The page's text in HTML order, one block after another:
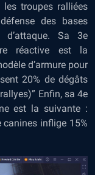
les troupes ralliées
des bases
Sa 3e
réactive est la
d’armure pour
20% de dégâts
Enfin, sa 4e
est la suivante :
canines inflige 15%